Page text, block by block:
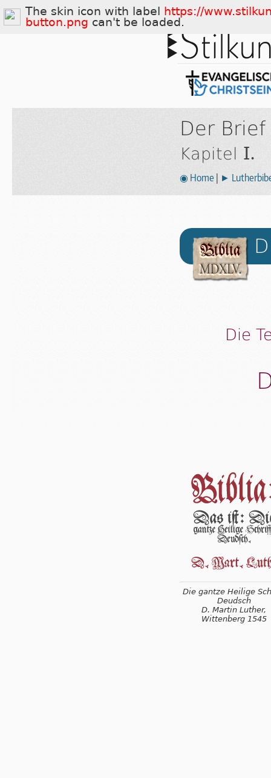
Der
Kapitel I.
◉ Home ►
Die
Die gantze Heilige
Deudsch
D. Martin Luther,
Wittenberg 1545
The skin icon with label
https://
button.png can't be loaded.
The skin icon with label
https://
button.png can't be loaded.